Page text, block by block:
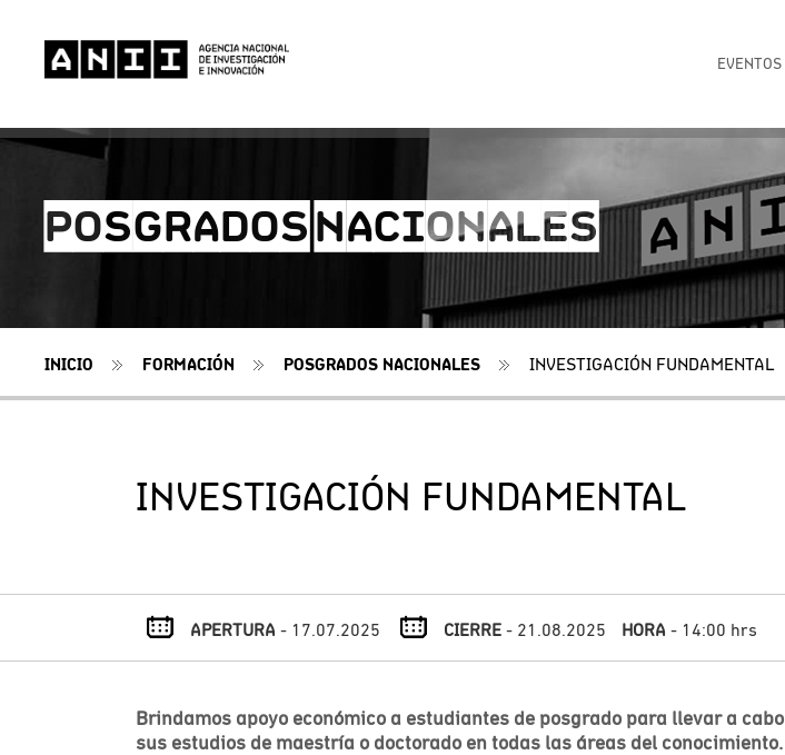
EVENTOS
POSGRADOS NACIONALES
INICIO FORMACIÓN POSGRADOS NACIONALES INVESTIGACIÓN FUNDAMENTAL
INVESTIGACIÓN FUNDAMENTAL
APERTURA - 17.07.2025 CIERRE - 21.08.2025 HORA - 14:00 hrs
Brindamos apoyo económico a estudiantes de posgrado para llevar a cabo
sus estudios de maestría o doctorado en todas las áreas del conocimiento.